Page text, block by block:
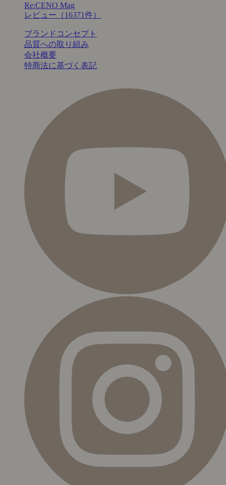
Re:CENO Mag
レビュー（16371件）
ブランドコンセプト
品質への取り組み
会社概要
特商法に基づく表記